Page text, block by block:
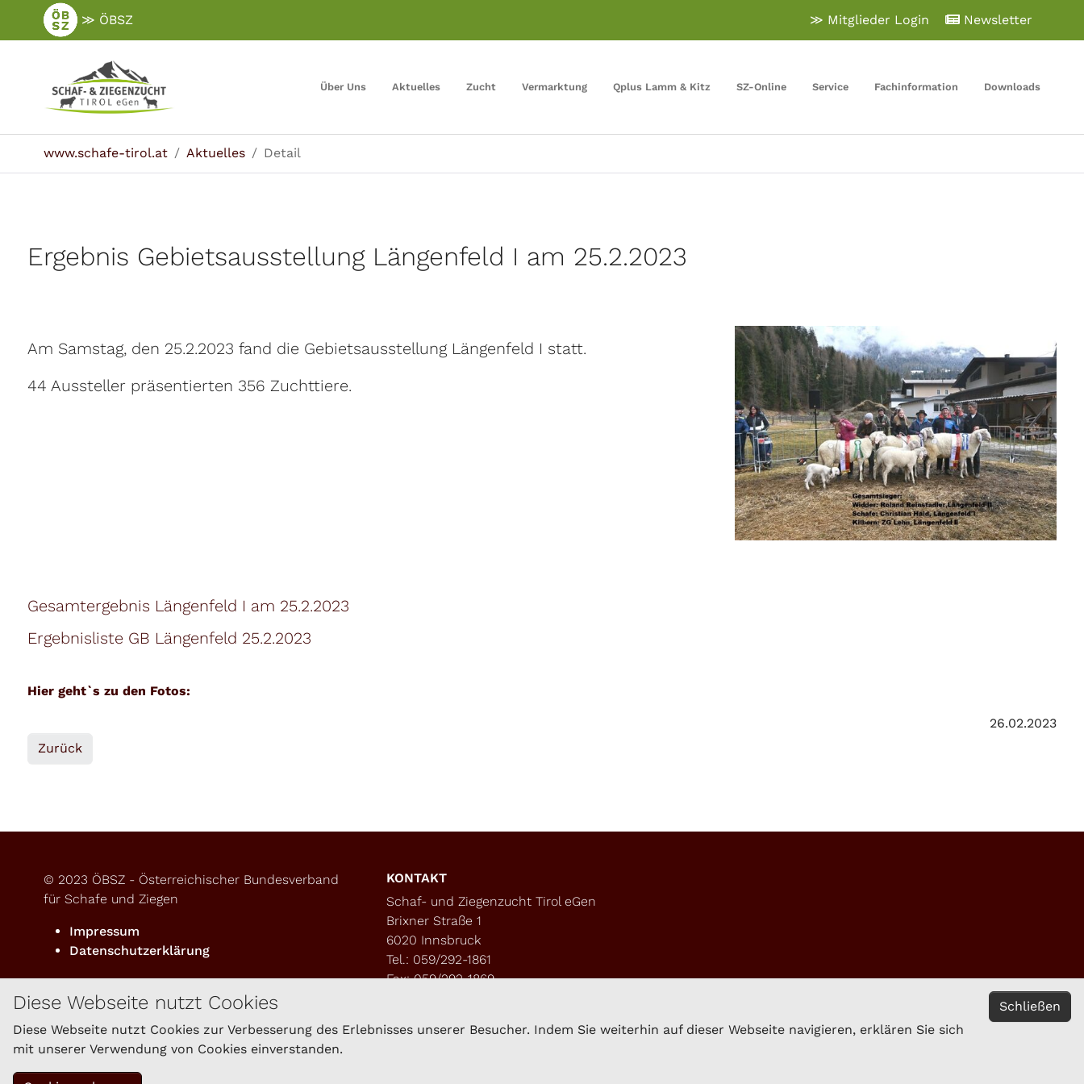
Schließen
Diese Webseite nutzt Cookies
Diese Webseite nutzt Cookies zur Verbesserung des Erlebnisses unserer Besucher. Indem Sie weiterhin auf dieser Webseite navigieren, erklären Sie sich
mit unserer Verwendung von Cookies einverstanden.
Hauptinhalt
≫ ÖBSZ Newsletter
≫ Mitglieder Login
Über Uns Aktuelles Zucht Vermarktung Qplus Lamm & Kitz SZ-Online Service Fachinformation Downloads
www.schafe-tirol.at Aktuelles Detail
Ergebnis Gebietsausstellung Längenfeld I am 25.2.2023
Am Samstag, den 25.2.2023 fand die Gebietsausstellung Längenfeld I statt.
44 Aussteller präsentierten 356 Zuchttiere.
Gesamtergebnis Längenfeld I am 25.2.2023
Ergebnisliste GB Längenfeld 25.2.2023
Hier geht`s zu den Fotos:
26.02.2023
Zurück
© 2023 ÖBSZ - Österreichischer Bundesverband
für Schafe und Ziegen
Impressum
Datenschutzerklärung
KONTAKT
Schaf- und Ziegenzucht Tirol eGen
Brixner Straße 1
6020 Innsbruck
Tel.: 059/292-1861
Fax: 059/292-1869